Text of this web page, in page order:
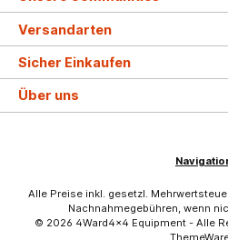
Versandarten
Sicher Einkaufen
Über uns
Alle Preise inkl. gesetzl.
Nachnahmegebühren, wenn
© 2026 4Ward4x4 Equipment - Alle